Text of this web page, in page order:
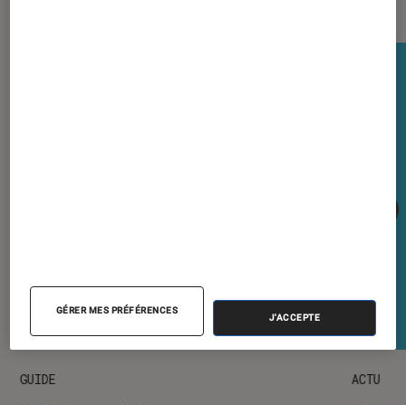
GUIDE ACTU
GÉRER MES PRÉFÉRENCES
J'ACCEPTE